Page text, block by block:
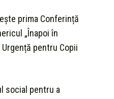
prima Conferință
„Înapoi în
pentru Copii
social pentru a